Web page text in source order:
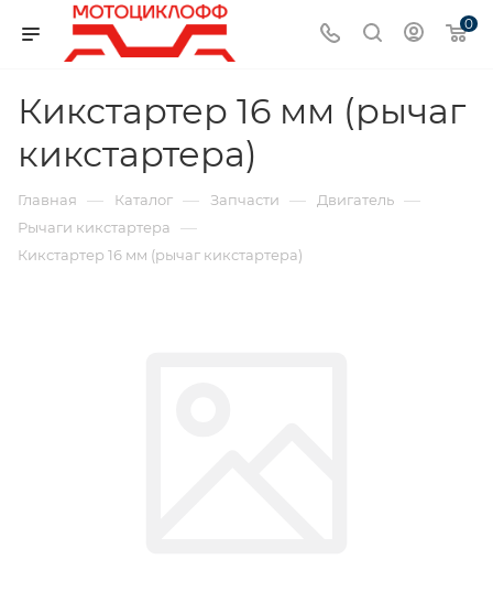
0
Кикстартер 16 мм (рычаг
кикстартера)
Главная — Каталог — Запчасти — Двигатель —
Рычаги кикстартера —
Кикстартер 16 мм (рычаг кикстартера)